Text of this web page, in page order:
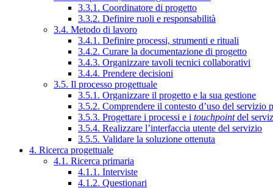
3.3.1. Coordinatore di progetto
3.3.2. Definire ruoli e responsabilità
3.4. Metodo di lavoro
3.4.1. Definire processi, strumenti e rituali
3.4.2. Curare la documentazione di progetto
3.4.3. Organizzare tavoli tecnici collaborativi
3.4.4. Prendere decisioni
3.5. Il processo progettuale
3.5.1. Organizzare il progetto e la sua gestione
3.5.2. Comprendere il contesto d’uso del servizio
3.5.3. Progettare i processi e i touchpointdel
3.5.4. Realizzare l’interfaccia utente del servizio
3.5.5. Validare la soluzione ottenuta
4. Ricerca progettuale
4.1. Ricerca primaria
4.1.1. Interviste
4.1.2. Questionari